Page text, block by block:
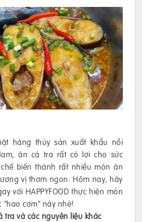
hàng thủy sản xuất khẩu nổi
ăn cá tra rất có lợi cho sức
biến thành rất nhiều món ăn
vị thơm ngon. Hôm nay, hãy
với HAPPYFOOD thực hiện món
cơm” này nhé!
tra và các nguyên liệu khác